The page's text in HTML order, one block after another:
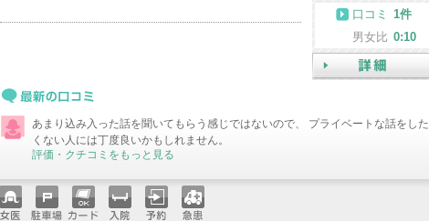
口コミ
1件
男女比 0:10
最新の口コミあまり込み入った話を聞いてもらう感じではないので、 プライベートな話をした
くない人には丁度良いかもしれません。
評価・クチコミをもっと見る